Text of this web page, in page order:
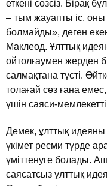
еткенi сөзсiз. Бiрақ
– тым жауапты iс, оны
болмайды», деген
Маклеод. Ұлттық
ойтолғаумен жерден
салмақтана түстi.
толағай сөз ғана
үшiн саяси-
Демек, ұлттық идеяны
үкiмет ресми түрде
үмiттенуге болады.
саясатсыз ұлттық